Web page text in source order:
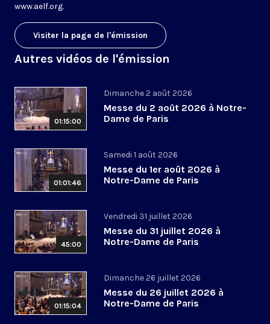
www.aelf.org.
Visiter la page de l'émission
Autres vidéos de l'émission
01:15:00
Dimanche 2 août 2026
Messe du 2 août 2026 à Notre-
Dame de Paris
01:01:46
Samedi 1 août 2026
Messe du 1er août 2026 à
Notre-Dame de Paris
45:00
Vendredi 31 juillet 2026
Messe du 31 juillet 2026 à
Notre-Dame de Paris
01:15:04
Dimanche 26 juillet 2026
Messe du 26 juillet 2026 à
Notre-Dame de Paris